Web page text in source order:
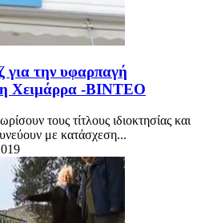
για την υφαρπαγή
Χειμάρρα -ΒΙΝΤΕΟ
τους τίτλους ιδιοκτησίας και
με κατάσχεση...